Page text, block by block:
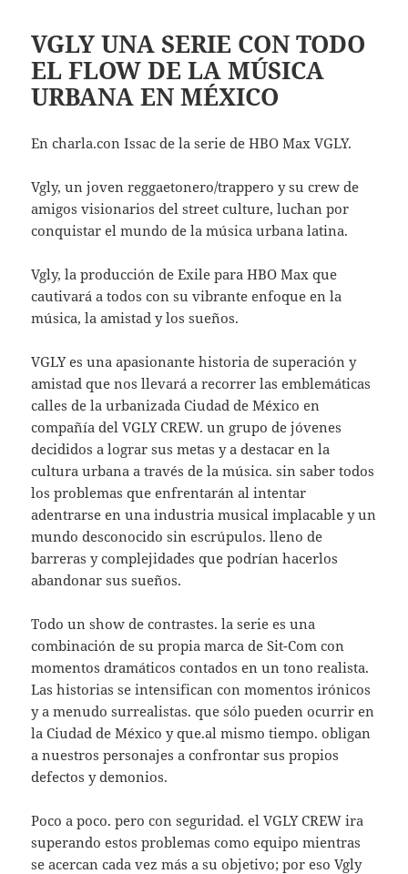
VGLY UNA SERIE CON TODO
EL FLOW DE LA MÚSICA
URBANA EN MÉXICO
En charla.con Issac de la serie de HBO Max VGLY.
Vgly, un joven reggaetonero/trappero y su crew de
amigos visionarios del street culture, luchan por
conquistar el mundo de la música urbana latina.
Vgly, la producción de Exile para HBO Max que
cautivará a todos con su vibrante enfoque en la
música, la amistad y los sueños.
VGLY es una apasionante historia de superación y
amistad que nos llevará a recorrer las emblemáticas
calles de la urbanizada Ciudad de México en
compañía del VGLY CREW. un grupo de jóvenes
decididos a lograr sus metas y a destacar en la
cultura urbana a través de la música. sin saber todos
los problemas que enfrentarán al intentar
adentrarse en una industria musical implacable y un
mundo desconocido sin escrúpulos. lleno de
barreras y complejidades que podrían hacerlos
abandonar sus sueños.
Todo un show de contrastes. la serie es una
combinación de su propia marca de Sit-Com con
momentos dramáticos contados en un tono realista.
Las historias se intensifican con momentos irónicos
y a menudo surrealistas. que sólo pueden ocurrir en
la Ciudad de México y que.al mismo tiempo. obligan
a nuestros personajes a confrontar sus propios
defectos y demonios.
Poco a poco. pero con seguridad. el VGLY CREW ira
superando estos problemas como equipo mientras
se acercan cada vez más a su objetivo; por eso Vgly